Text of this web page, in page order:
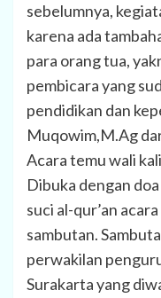
sebelumnya,
karena ada
para orang tua,
pembicara yang
pendidikan dan
Muqowim,M.Ag
Acara temu wali
Dibuka dengan
suci al-qur’an
sambutan.
perwakilan
Surakarta yang